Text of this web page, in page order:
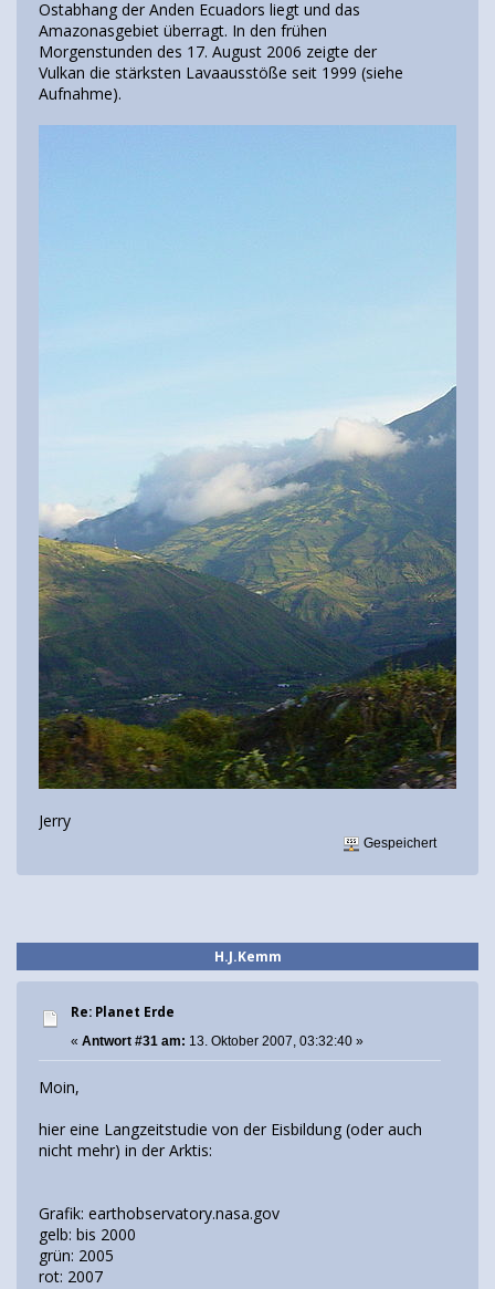
Ostabhang der Anden Ecuadors liegt und das
Amazonasgebiet überragt. In den frühen
Morgenstunden des 17. August 2006 zeigte der
Vulkan die stärksten Lavaausstöße seit 1999 (siehe
Aufnahme).
Jerry
Gespeichert
H.J.Kemm
Re: Planet Erde
« Antwort #31 am: 13. Oktober 2007, 03:32:40 »
Moin,
hier eine Langzeitstudie von der Eisbildung (oder auch
nicht mehr) in der Arktis:
Grafik: earthobservatory.nasa.gov
gelb: bis 2000
grün: 2005
rot: 2007